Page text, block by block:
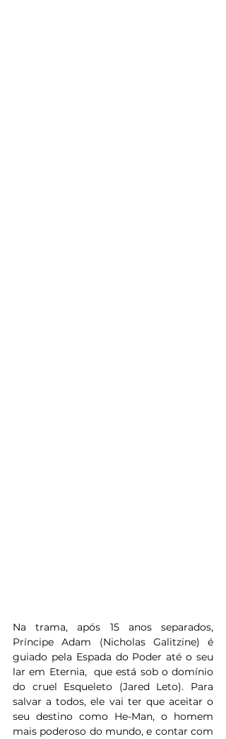
Na trama, após 15 anos separados,
Príncipe Adam (Nicholas Galitzine) é
guiado pela Espada do Poder até o seu
lar em Eternia,  que está sob o domínio
do cruel Esqueleto (Jared Leto). Para
salvar a todos, ele vai ter que aceitar o
seu destino como He-Man, o homem
mais poderoso do mundo, e contar com